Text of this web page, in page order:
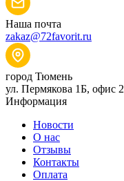
Наша почта
zakaz@72favorit.ru
город Тюмень
ул. Пермякова 1Б, офис 2
Информация
Новости
О нас
Отзывы
Контакты
Оплата